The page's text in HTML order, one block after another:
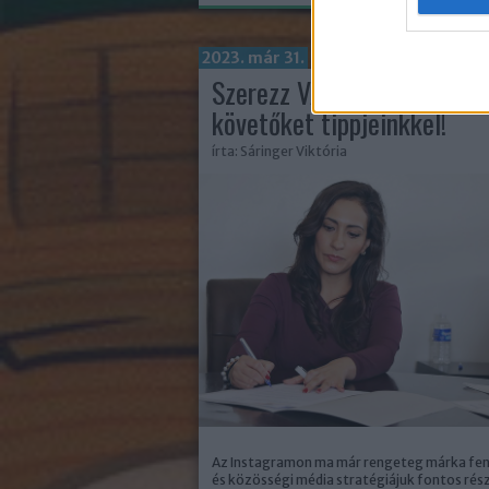
2023. már 31.
Szerezz VALÓDI Instagram
követőket tippjeinkkel!
írta: Sáringer Viktória
Az Instagramon ma már rengeteg márka
és közösségi média stratégiájuk fontos